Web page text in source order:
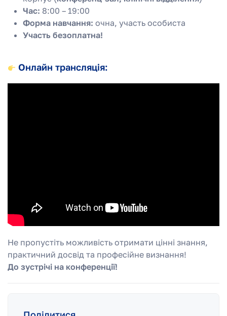
Час: 8:00 – 19:00
Форма навчання: очна, участь особиста
Участь безоплатна!
Онлайн трансляція:
Не пропустіть можливість отримати цінні знання,
практичний досвід та професійне визнання!
До зустрічі на конференції!